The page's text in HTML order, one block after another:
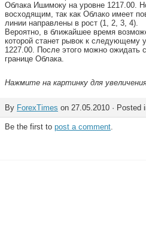
Облака Ишимоку на уровне 1217.00.
восходящим, так как Облако имеет
линии направлены в рост (1, 2, 3, 4).
Вероятно, в ближайшее время
которой станет рывок к следующему
1227.00. После этого можно ожидать
границе Облака.
Нажмите на картинку для
By ForexTimes on 27.05.2010 · Posted
Be the first to post a comment.